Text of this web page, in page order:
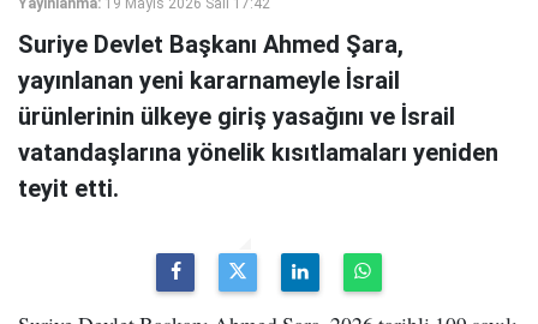
Yayınlanma: 19 Mayıs 2026 Salı 17:42
Suriye Devlet Başkanı Ahmed Şara,
yayınlanan yeni kararnameyle İsrail
ürünlerinin ülkeye giriş yasağını ve İsrail
vatandaşlarına yönelik kısıtlamaları yeniden
teyit etti.